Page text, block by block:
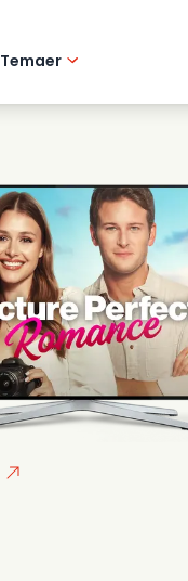
Temaer
Mysterier